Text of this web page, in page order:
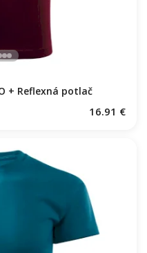
+ Reflexná potlač
16.91 €